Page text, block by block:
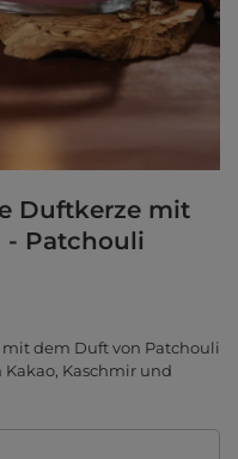
Duftkerze mit
- Patchouli
dem Duft von Patchouli
Kaschmir und